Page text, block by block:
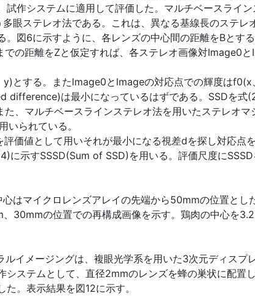
作システムに適用して評価した。マルチベースライ
眼ステレオ法である。これは、異なる基線長のステレ
図6に示すように、各レンズの中心間の距離をBとす
の距離をZと仮定すれば、各ステレオ画像対Image0
とする。またlmage0とlmageの対応点での輝度は
は最小になっているはずである。SSDを式
、マルチベースラインステレオ法を用いたステレオ
られている。
価値として用いそれが最小になる視差dを探し対応点
に示すSSSD(Sum of SSD)を用いる。評価尺度に
はマイクロレンズアレイの先端から50mmの位置と
30mmの位置での再構成画像を示す。鶏肉の中心を
イメージングは、複眼光学系を用いた3次元ディスプ
システムとして、直径2mmのレンズを蜂の巣状に配
。表示結果を図12に示す。